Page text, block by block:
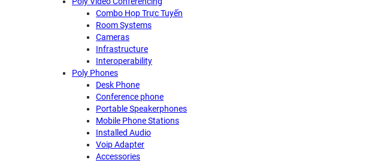
Combo Họp Trực Tuyến
Room Systems
Cameras
Infrastructure
Interoperability
Poly Phones
Desk Phone
Conference phone
Portable Speakerphones
Mobile Phone Stations
Installed Audio
Voip Adapter
Accessories